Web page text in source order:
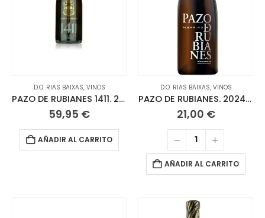
D.O. RIAS BAIXAS, VINOS
PAZO DE RUBIANES 1411. 2023 Albariño Magnum 1, 5 L
59,95 €
AÑADIR AL CARRITO
D.O. RIAS BAIXAS, VINOS
PAZO DE RUBIANES. 2024 ALBARIÑO
21,00 €
AÑADIR AL CARRITO